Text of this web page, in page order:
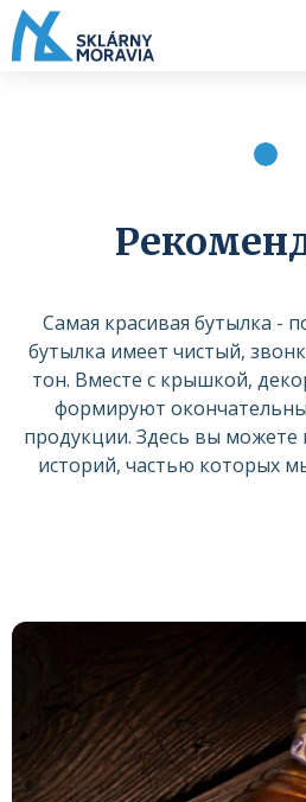
Самая красивая бутылка -
бутылка имеет чистый,
тон. Вместе с крышкой,
формируют
продукции. Здесь вы можете
историй, частью которых